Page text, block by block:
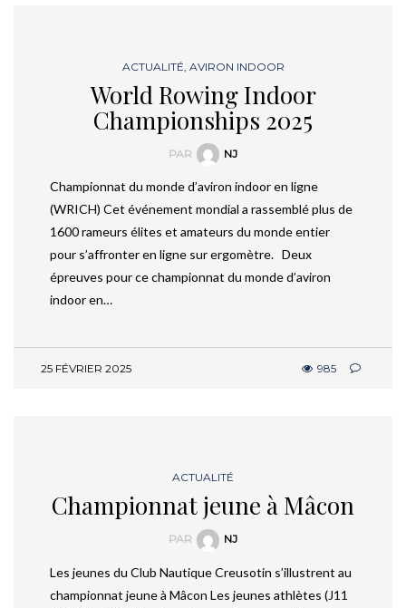
ACTUALITÉ AVIRON INDOOR
World Rowing Indoor
Championships 2025
PAR NJ
Championnat du monde d’aviron indoor en ligne
(WRICH) Cet événement mondial a rassemblé plus de
1600 rameurs élites et amateurs du monde entier
pour s’affronter en ligne sur ergomètre. Deux
épreuves pour ce championnat du monde d’aviron
indoor en…
25 FÉVRIER 2025 985
ACTUALITÉ
Championnat jeune à Mâcon
PAR NJ
Les jeunes du Club Nautique Creusotin s’illustrent au
championnat jeune à Mâcon Les jeunes athlètes (J11